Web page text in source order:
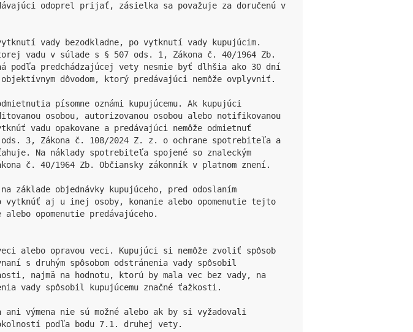
odoprel prijať, zásielka sa považuje za doručenú v
vady bezodkladne, po vytknutí vady kupujúcim.
vadu v súlade s § 507 ods. 1, Zákona č. 40/1964 Zb.
podľa predchádzajúcej vety nesmie byť dlhšia ako 30 dní
dôvodom, ktorý predávajúci nemôže ovplyvniť.
písomne oznámi kupujúcemu. Ak kupujúci
osobou, autorizovanou osobou alebo notifikovanou
vadu opakovane a predávajúci nemôže odmietnuť
ods. 3, Zákona č. 108/2024 Z. z. o ochrane spotrebiteľa a
Na náklady spotrebiteľa spojené so znaleckým
č. 40/1964 Zb. Občiansky zákonník v platnom znení.
základe objednávky kupujúceho, pred odoslaním
vytknúť aj u inej osoby, konanie alebo opomenutie tejto
opomenutie predávajúceho.
alebo opravou veci. Kupujúci si nemôže zvoliť spôsob
s druhým spôsobom odstránenia vady spôsobil
najmä na hodnotu, ktorú by mala vec bez vady, na
vady spôsobil kupujúcemu značné ťažkosti.
výmena nie sú možné alebo ak by si vyžadovali
podľa bodu 7.1. druhej vety.